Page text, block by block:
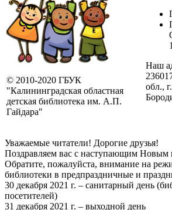
© 2010-2020 ГБУК
"Калининградская областная
детская библиотека им. А.П.
Гайдара"
Наш
обл.,
Уважаемые читатели! Дорогие друзья!
Поздравляем вас с наступающим Новым
Обратите, пожалуйста, внимание на
библиотеки в предпраздничные и
30 декабря 2021 г. – санитарный день
посетителей)
31 декабря 2021 г. – выходной день